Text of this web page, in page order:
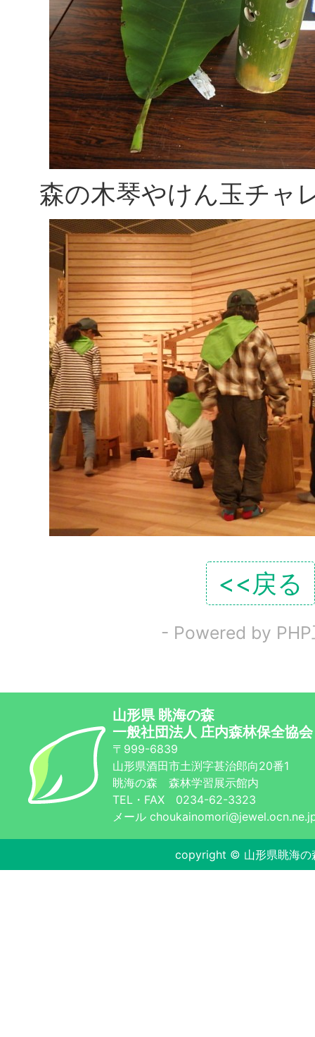
森の木琴やけん玉チャ
<<戻る
- Powered by
山形県 眺海の森
一般社団法人 庄内森林保全協会
〒999-6839
山形県酒田市土渕字甚治郎向20番1
眺海の森 森林学習展示館内
TEL・FAX 0234-62-3323
メール
copyright © 山形県眺海の